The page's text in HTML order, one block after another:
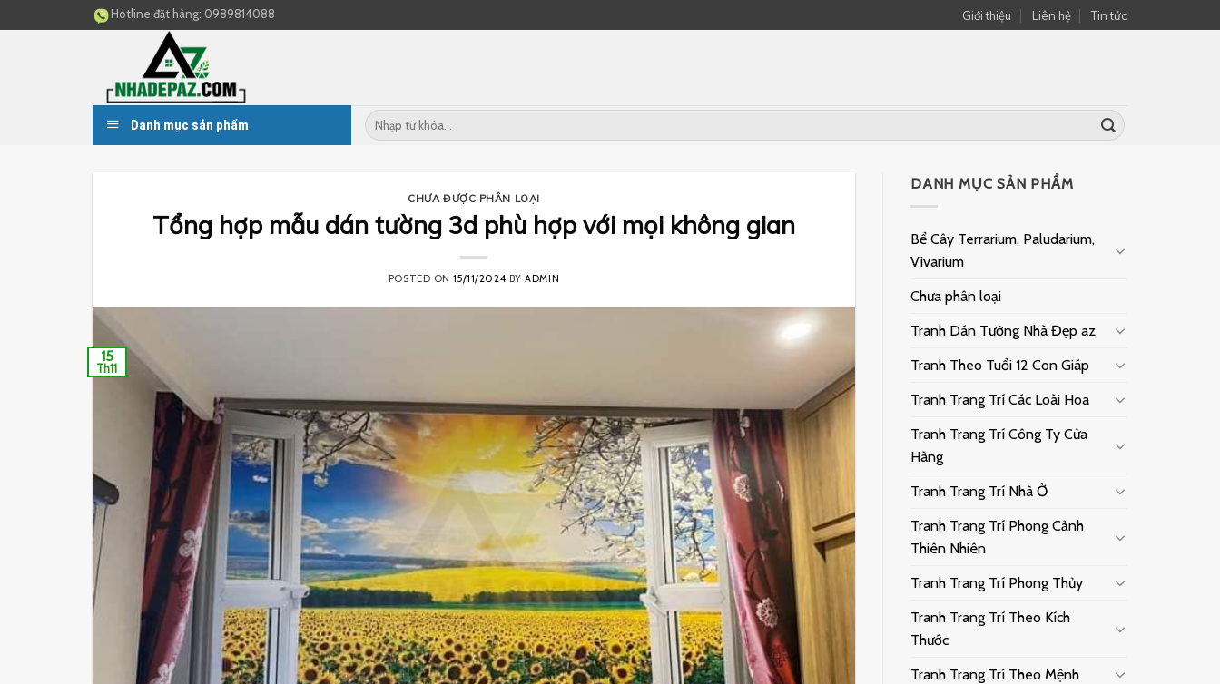
to
Hotline đặt hàng: 0989814088 Giới thiệu Liên hệ Tin tức
Danh mục sản phẩm
CHƯA ĐƯỢC PHÂN LOẠI
Tổng hợp mẫu dán tường 3d phù hợp với mọi không gian
POSTED ON15/11/2024 BYADMIN
15
Th11
DANH MỤC SẢN PHẨM
Bể Cây Terrarium, Paludarium,
Vivarium
Chưa phân loại
Tranh Dán Tường Nhà Đẹp az
Tranh Theo Tuổi 12 Con Giáp
Tranh Trang Trí Các Loài Hoa
Tranh Trang Trí Công Ty Cửa
Hàng
Tranh Trang Trí Nhà Ở
Tranh Trang Trí Phong Cảnh
Thiên Nhiên
Tranh Trang Trí Phong Thủy
Tranh Trang Trí Theo Kích
Thước
Tranh Trang Trí Theo Mệnh